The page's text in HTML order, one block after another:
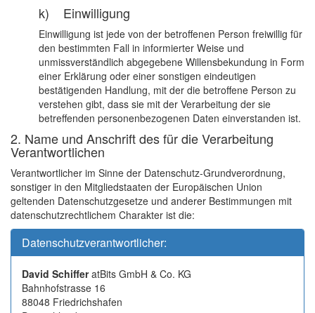
k) Einwilligung
Einwilligung ist jede von der betroffenen Person freiwillig für
den bestimmten Fall in informierter Weise und
unmissverständlich abgegebene Willensbekundung in Form
einer Erklärung oder einer sonstigen eindeutigen
bestätigenden Handlung, mit der die betroffene Person zu
verstehen gibt, dass sie mit der Verarbeitung der sie
betreffenden personenbezogenen Daten einverstanden ist.
2. Name und Anschrift des für die Verarbeitung
Verantwortlichen
Verantwortlicher im Sinne der Datenschutz-Grundverordnung,
sonstiger in den Mitgliedstaaten der Europäischen Union
geltenden Datenschutzgesetze und anderer Bestimmungen mit
datenschutzrechtlichem Charakter ist die:
Datenschutzverantwortlicher:
David SchifferatBits GmbH & Co. KG
Bahnhofstrasse 16
88048 Friedrichshafen